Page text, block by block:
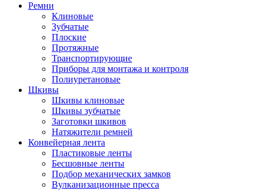
Ремни
Клиновые
Зубчатые
Плоские
Протяжные
Транспортирующие
Приборы для монтажа и контроля
Полиуретановые
Шкивы
Шкивы клиновые
Шкивы зубчатые
Заготовки шкивов
Натяжители ремней
Конвейерная лента
Пластиковые ленты
Бесшовные ленты
Подбор механических замков
Вулканизационные пресса